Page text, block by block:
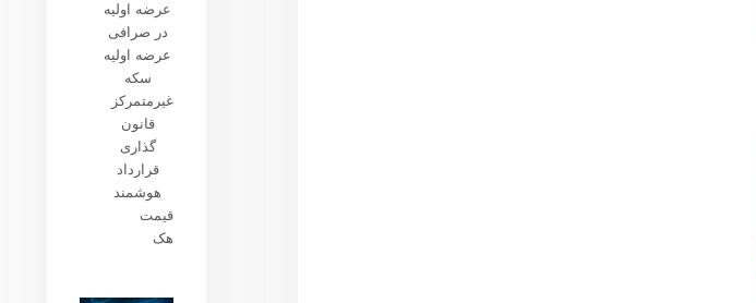
عرضه اولیه
در صرافی
عرضه اولیه
سکه
غیرمتمرکز
قانون
گذاری
قرارداد
هوشمند
قیمت
هک